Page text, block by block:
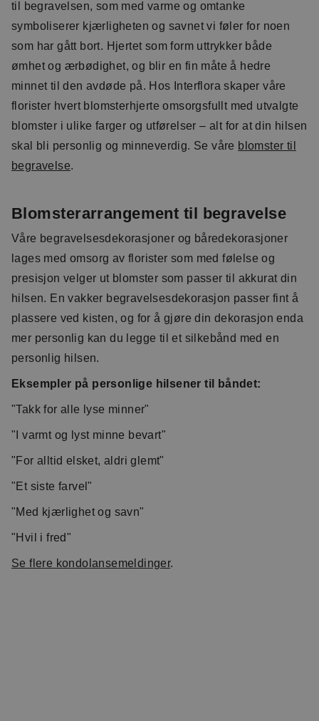
til begravelsen, som med varme og omtanke
symboliserer kjærligheten og savnet vi føler for noen
som har gått bort. Hjertet som form uttrykker både
ømhet og ærbødighet, og blir en fin måte å hedre
minnet til den avdøde på. Hos Interflora skaper våre
florister hvert blomsterhjerte omsorgsfullt med utvalgte
blomster i ulike farger og utførelser – alt for at din hilsen
skal bli personlig og minneverdig. Se våre blomster til
begravelse.
Blomsterarrangement til begravelse
Våre begravelsesdekorasjoner og båredekorasjoner
lages med omsorg av florister som med følelse og
presisjon velger ut blomster som passer til akkurat din
hilsen. En vakker begravelsesdekorasjon passer fint å
plassere ved kisten, og for å gjøre din dekorasjon enda
mer personlig kan du legge til et silkebånd med en
personlig hilsen.
Eksempler på personlige hilsener til båndet:
"Takk for alle lyse minner"
"I varmt og lyst minne bevart"
"For alltid elsket, aldri glemt"
"Et siste farvel"
"Med kjærlighet og savn"
"Hvil i fred"
Se flere kondolansemeldinger.